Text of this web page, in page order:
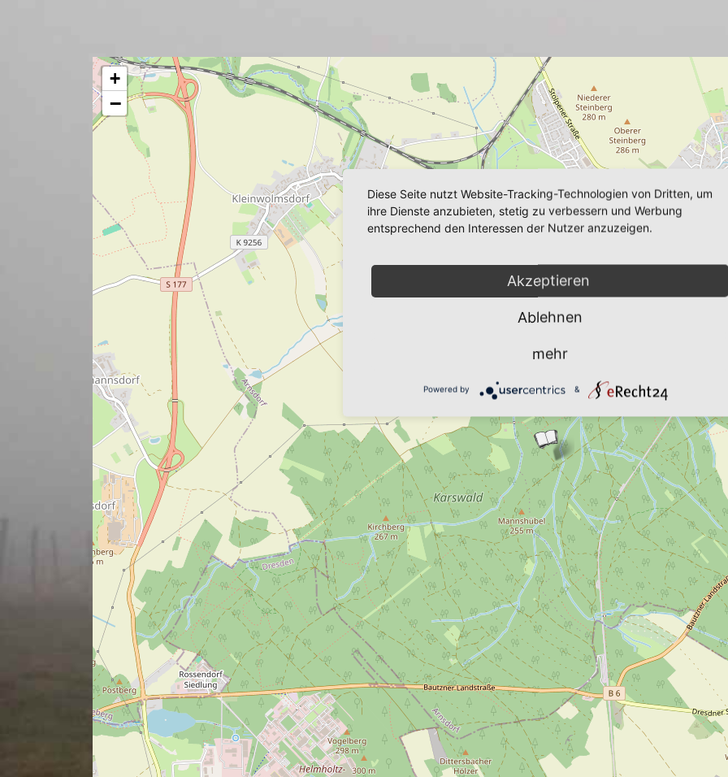
+
−
Diese Seite nutzt Website-Tracking-Technologien von Dritten, um
ihre Dienste anzubieten, stetig zu verbessern und Werbung
entsprechend den Interessen der Nutzer anzuzeigen.
Akzeptieren
Ablehnen
mehr
Powered by &